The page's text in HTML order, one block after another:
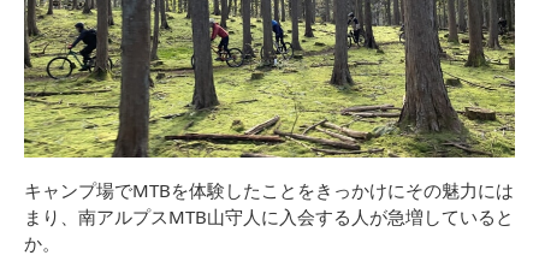
キャンプ場でMTBを体験したことをきっかけにその魅力には
まり、南アルプスMTB山守人に入会する人が急増していると
か。